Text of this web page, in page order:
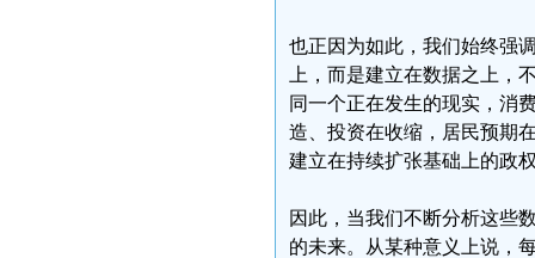
也正因为如此，我们始终强
上，而是建立在数据之上，
同一个正在发生的现实，消
造、投资在收缩，居民预期
建立在持续扩张基础上的政
因此，当我们不断分析这些
的未来。从某种意义上说，